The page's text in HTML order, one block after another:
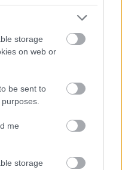
storage
on web or
be sent to
me
storage